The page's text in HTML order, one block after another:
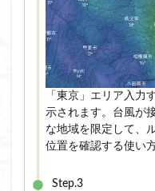
「東京」エリア入力
示されます。台風が
な地域を限定して、
位置を確認する使い
Step.3